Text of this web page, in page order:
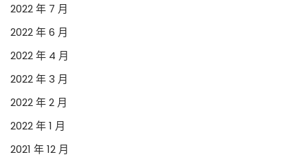
2022 年 7 月
2022 年 6 月
2022 年 4 月
2022 年 3 月
2022 年 2 月
2022 年 1 月
2021 年 12 月